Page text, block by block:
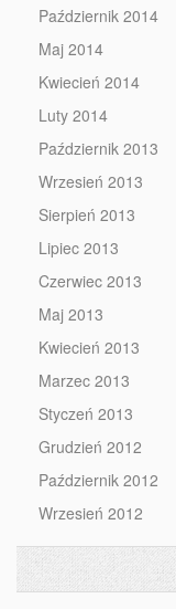
Październik 2014
Maj 2014
Kwiecień 2014
Luty 2014
Październik 2013
Wrzesień 2013
Sierpień 2013
Lipiec 2013
Czerwiec 2013
Maj 2013
Kwiecień 2013
Marzec 2013
Styczeń 2013
Grudzień 2012
Październik 2012
Wrzesień 2012